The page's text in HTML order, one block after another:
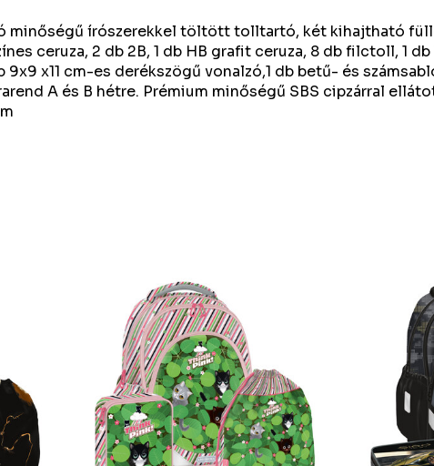
minőségű írószerekkel töltött tolltartó, két kihajtható
ceruza, 2 db 2B, 1 db HB grafit ceruza, 8 db filctoll, 1 db
9x9 x11 cm-es derékszögű vonalzó,1 db betű- és
A és B hétre. Prémium minőségű SBS cipzárral